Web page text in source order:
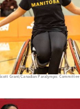
Grant/Canadian Paralympic Committee